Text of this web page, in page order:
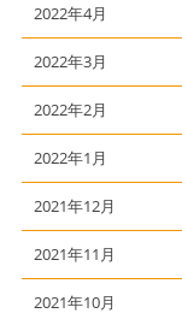
2022年4月
2022年3月
2022年2月
2022年1月
2021年12月
2021年11月
2021年10月